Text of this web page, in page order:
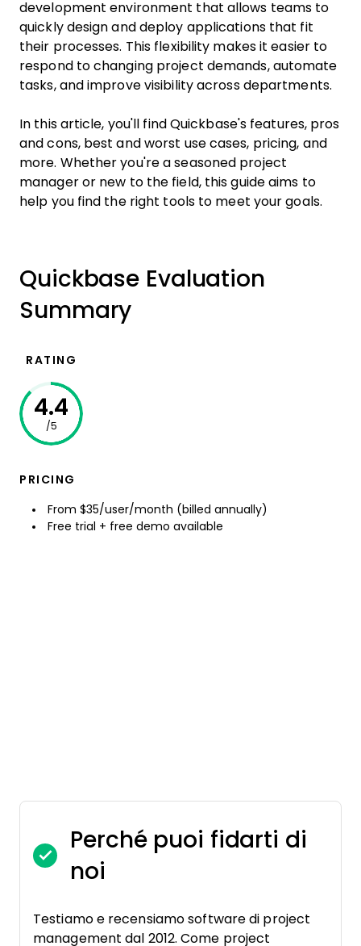
development environment that allows teams to
quickly design and deploy applications that fit
their processes. This flexibility makes it easier to
respond to changing project demands, automate
tasks, and improve visibility across departments.
In this article, you'll find Quickbase's features, pros
and cons, best and worst use cases, pricing, and
more. Whether you're a seasoned project
manager or new to the field, this guide aims to
help you find the right tools to meet your goals.
Quickbase Evaluation
Summary
RATING
4.4
/5
PRICING
From $35/user/month (billed annually)
Free trial + free demo available
Perché puoi fidarti di
noi
Testiamo e recensiamo software di project
management dal 2012. Come project